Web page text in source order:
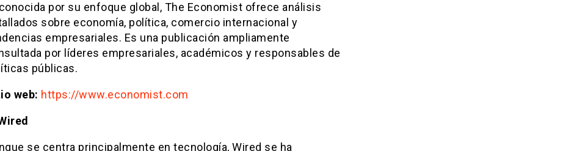
por su enfoque global, The Economist ofrece análisis
sobre economía, política, comercio internacional y
empresariales. Es una publicación ampliamente
por líderes empresariales, académicos y responsables de
públicas.
web: https://www.economist.com
se centra principalmente en tecnología, Wired se ha